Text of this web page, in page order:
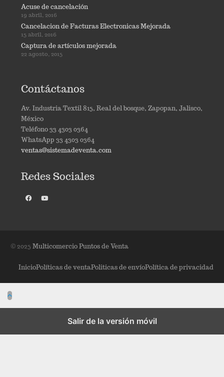
Acuse de cancelación
19 abril, 2016
Cancelacion de Facturas Electronicas Mejorada
15 abril, 2016
Captura de artículos mejorada
22 agosto, 2015
Contáctanos
Av. Industria Textil 815, Real del bosque, Zapopan, Jalisco,
México
Teléfono 33 4303 0364
WhatsApp 33 4303 0364
ventas@sistemadeventa.com
Redes Sociales
© 2025 Multicomercio Puntos de Venta
InicioPolíticas de ventaPoliticas de envíoPolítica de privacidad
Salir de la versión móvil